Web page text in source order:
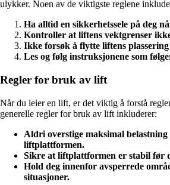
ulykker. Noen av de viktigste reglene
Ha alltid en sikkerhetssele på deg
Kontroller at liftens vektgrenser
Ikke forsøk å flytte liftens
Les og følg instruksjonene som
Regler for bruk av lift
Når du leier en lift, er det viktig å forstå
generelle regler for bruk av lift inkluderer:
Aldri overstige maksimal
liftplattformen.
Sikre at liftplattformen er stabil før
Hold deg innenfor avsperrede
situasjoner.